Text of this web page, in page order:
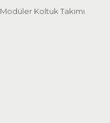
Modüler Koltuk Takımı